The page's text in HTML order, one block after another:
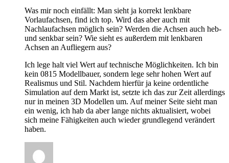
Was mir noch einfällt: Man sieht ja korrekt lenkbare
Vorlaufachsen, find ich top. Wird das aber auch mit
Nachlaufachsen möglich sein? Werden die Achsen auch heb-
und senkbar sein? Wie sieht es außerdem mit lenkbaren
Achsen an Aufliegern aus?
Ich lege halt viel Wert auf technische Möglichkeiten. Ich bin
kein 0815 Modellbauer, sondern lege sehr hohen Wert auf
Realismus und Stil. Nachdem hierfür ja keine ordentliche
Simulation auf dem Markt ist, setzte ich das zur Zeit allerdings
nur in meinen 3D Modellen um. Auf meiner Seite sieht man
ein wenig, ich hab da aber lange nichts aktualisiert, wobei
sich meine Fähigkeiten auch wieder grundlegend verändert
haben.